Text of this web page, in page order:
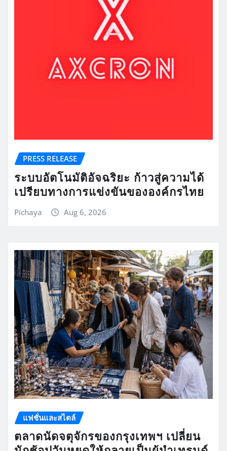
PRESS RELEASE
ระบบอัตโนมัติอัจฉริยะ ก้าวสู่ความได้
เปรียบทางการแข่งขันขององค์กรไทย
Pichaya Aug 6, 2026
แฟชั่นและสไตล์
ตลาดนัดจตุจักรของกรุงเทพฯ เปลี่ยน